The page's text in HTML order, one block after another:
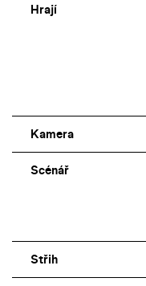
Hrají
Kamera
Scénář
Střih